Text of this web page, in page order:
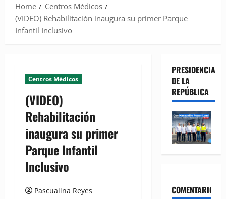
Home
Centros Médicos
(VIDEO) Rehabilitación inaugura su primer Parque
Infantil Inclusivo
Centros Médicos
(VIDEO)
Rehabilitación
inaugura su primer
Parque Infantil
Inclusivo
Pascualina Reyes
PRESIDENCIA
DE LA
REPÚBLICA
COMENTARIOS